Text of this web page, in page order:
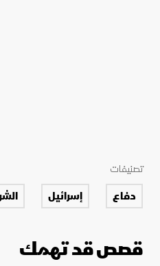
تصنيفات
دفاع إسرائيل
قصص قد تهمك